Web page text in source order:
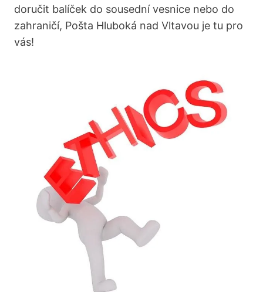
doručit balíček do sousední vesnice nebo do
zahraničí, Pošta Hluboká nad Vltavou je tu pro
vás!